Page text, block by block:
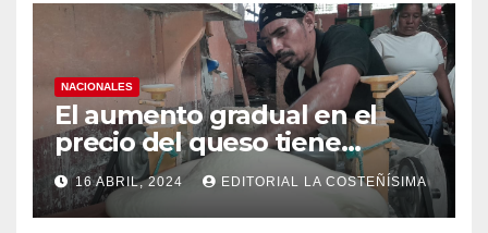
NACIONALES
El aumento gradual en el
precio del queso tiene
efectos a las Panaderias
16 ABRIL, 2024 EDITORIAL LA COSTEÑÍSIMA